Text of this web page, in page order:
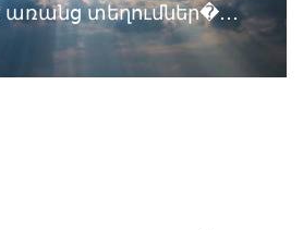
առանց տեղումներ�…